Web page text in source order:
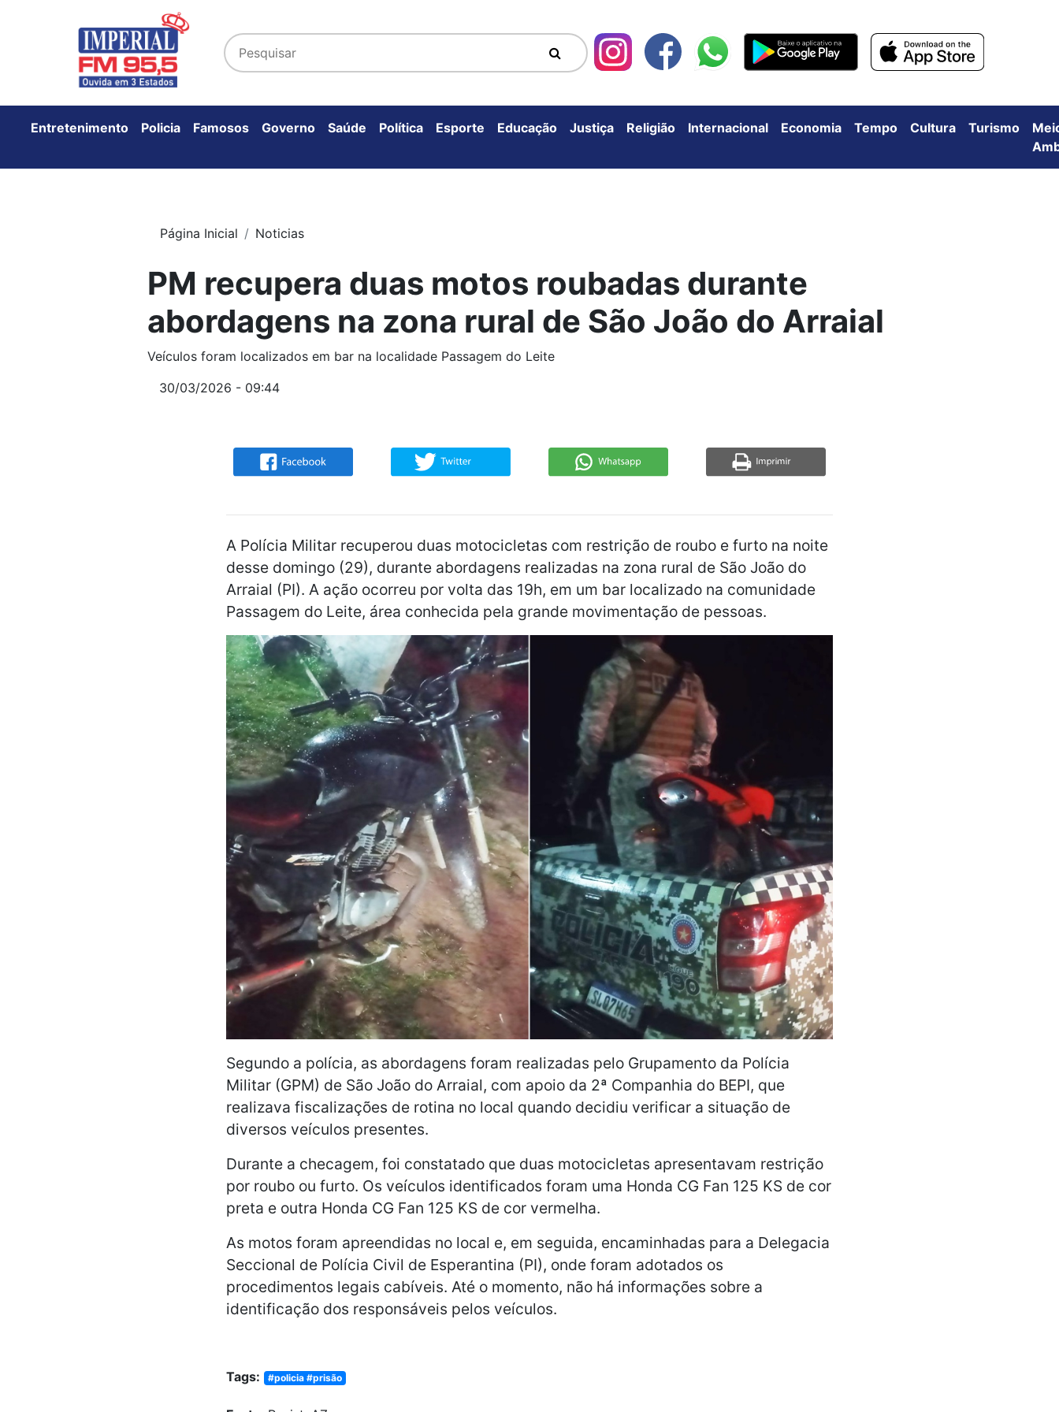
Entretenimento Policia Famosos Governo Saúde Política Esporte Educação Justiça Religião Internacional Economia Tempo Cultura Turismo
Página Inicial Noticias
PM recupera duas motos roubadas durante
abordagens na zona rural de São João do Arraial
Veículos foram localizados em bar na localidade Passagem do Leite
30/03/2026 - 09:44
A Polícia Militar recuperou duas motocicletas com restrição de roubo e furto na noite
desse domingo (29), durante abordagens realizadas na zona rural de São João do
Arraial (PI). A ação ocorreu por volta das 19h, em um bar localizado na comunidade
Passagem do Leite, área conhecida pela grande movimentação de pessoas.
Segundo a polícia, as abordagens foram realizadas pelo Grupamento da Polícia
Militar (GPM) de São João do Arraial, com apoio da 2ª Companhia do BEPI, que
realizava fiscalizações de rotina no local quando decidiu verificar a situação de
diversos veículos presentes.
Durante a checagem, foi constatado que duas motocicletas apresentavam restrição
por roubo ou furto. Os veículos identificados foram uma Honda CG Fan 125 KS de cor
preta e outra Honda CG Fan 125 KS de cor vermelha.
As motos foram apreendidas no local e, em seguida, encaminhadas para a Delegacia
Seccional de Polícia Civil de Esperantina (PI), onde foram adotados os
procedimentos legais cabíveis. Até o momento, não há informações sobre a
identificação dos responsáveis pelos veículos.
Tags: #policia #prisão